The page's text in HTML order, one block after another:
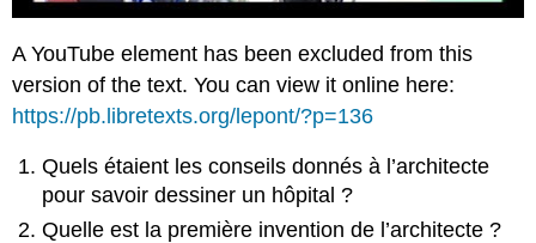
A YouTube element has been excluded from this
version of the text. You can view it online here:
https://pb.libretexts.org/lepont/?p=136
Quels étaient les conseils donnés à l’architecte
pour savoir dessiner un hôpital ?
Quelle est la première invention de l’architecte ?